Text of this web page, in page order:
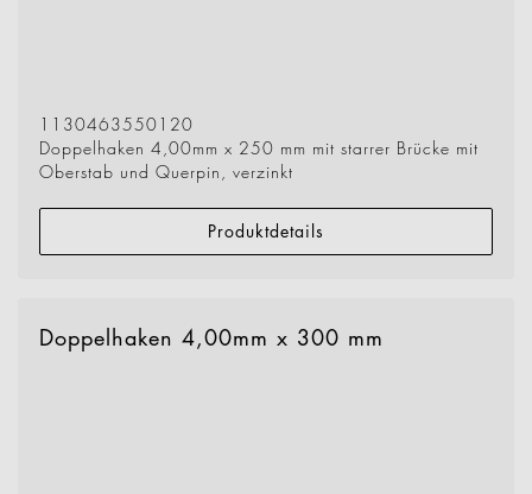
1130463550120
Doppelhaken 4,00mm x 250 mm mit starrer Brücke mit
Oberstab und Querpin, verzinkt
Produktdetails
Doppelhaken 4,00mm x 300 mm